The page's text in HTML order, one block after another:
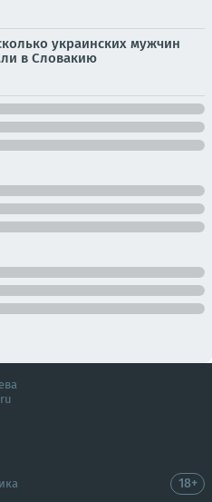
украинских мужчин
в Словакию
18+